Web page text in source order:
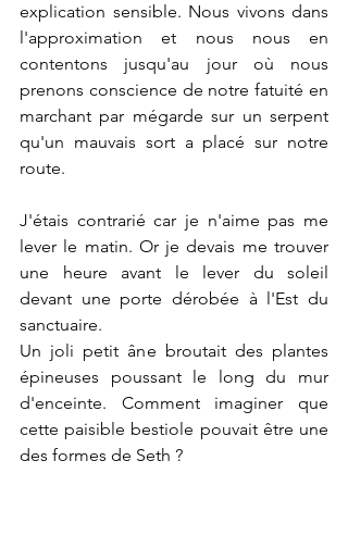
explication sensible. Nous vivons dans
l'approximation et nous nous en
contentons jusqu'au jour où nous
prenons conscience de notre fatuité en
marchant par mégarde sur un serpent
qu'un mauvais sort a placé sur notre
route.
J'étais contrarié car je n'aime pas me
lever le matin. Or je devais me trouver
une heure avant le lever du soleil
devant une porte dérobée à l'Est du
sanctuaire.
Un joli petit âne broutait des plantes
épineuses poussant le long du mur
d'enceinte. Comment imaginer que
cette paisible bestiole pouvait être une
des formes de Seth ?